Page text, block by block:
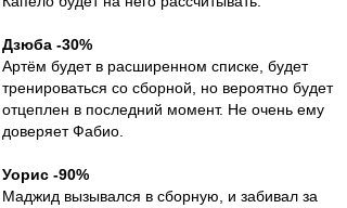
Дзюба -30%
Артём будет в расширенном списке, будет
тренироваться со сборной, но вероятно будет
отцеплен в последний момент. Не очень ему
доверяет Фабио.
Уорис -90%
Маджид вызывался в сборную, и забивал за